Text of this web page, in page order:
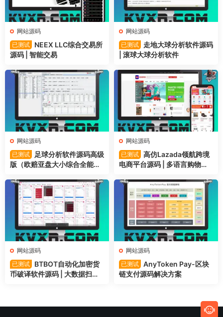
网站源码
已测试
NEEX LLC综合交易所
源码 | 智能交易
网站源码
已测试
走地大球分析软件源码
| 滚球大球分析软件
网站源码
已测试
足球分析软件源码高级
版（欧赔亚盘大小综合全能
网站源码
已测试 高仿Lazada领航跨境
电商平台源码 | 多语言购物网
网站源码
已测试
BTBOT自动化加密货
币破译软件源码 | 大数据扫钱
网站源码
已测试 AnyToken Pay-区块
链支付源码解决方案